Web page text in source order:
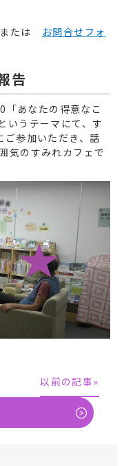
たは お問合せフォ
告
あなたの得意なこ
いうテーマにて、す
参加いただき、話
気のすみれカフェで
以前の記事»